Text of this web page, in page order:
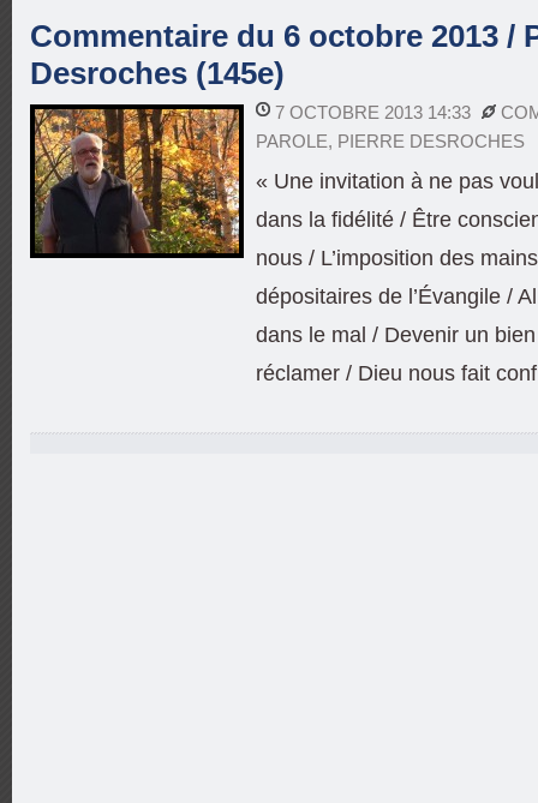
Commentaire du 6 octobre 2013 /
Desroches (145e)
7 OCTOBRE 2013 14:33
PAROLE, PIERRE DESROCHES
« Une invitation à ne pas
dans la fidélité / Être
nous / L’imposition des
dépositaires de l’Évangile /
dans le mal / Devenir un
réclamer / Dieu nous fait